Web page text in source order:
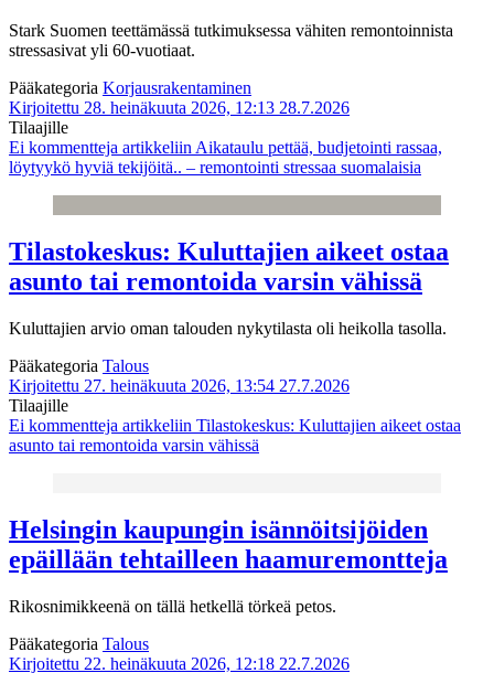
Stark Suomen teettämässä tutkimuksessa vähiten remontoinnista
stressasivat yli 60-vuotiaat.
Pääkategoria Korjausrakentaminen
Kirjoitettu 28. heinäkuuta 2026, 12:13 28.7.2026
Tilaajille
Ei kommentteja artikkeliin Aikataulu pettää, budjetointi rassaa,
löytyykö hyviä tekijöitä.. – remontointi stressaa suomalaisia
Tilastokeskus: Kuluttajien aikeet ostaa
asunto tai remontoida varsin vähissä
Kuluttajien arvio oman talouden nykytilasta oli heikolla tasolla.
Pääkategoria Talous
Kirjoitettu 27. heinäkuuta 2026, 13:54 27.7.2026
Tilaajille
Ei kommentteja artikkeliin Tilastokeskus: Kuluttajien aikeet ostaa
asunto tai remontoida varsin vähissä
Helsingin kaupungin isännöitsijöiden
epäillään tehtailleen haamuremontteja
Rikosnimikkeenä on tällä hetkellä törkeä petos.
Pääkategoria Talous
Kirjoitettu 22. heinäkuuta 2026, 12:18 22.7.2026